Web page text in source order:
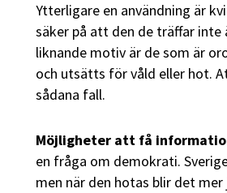
Ytterligare en användning är
säker på att den de träffar
liknande motiv är de som är
och utsätts för våld eller hot.
sådana fall.
Möjligheter att få
en fråga om demokrati.
men när den hotas blir det